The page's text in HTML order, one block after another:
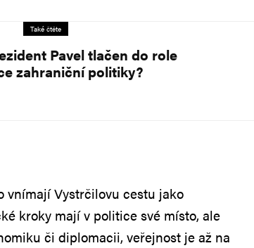
Také čtěte
Pavel tlačen do role
zahraniční politiky?
vnímají Vystrčilovu cestu jako
kroky mají v politice své místo, ale
či diplomacii, veřejnost je až na